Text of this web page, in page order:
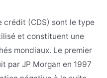
crédit (CDS) sont le type
et constituent une
mondiaux. Le premier
par JP Morgan en 1997